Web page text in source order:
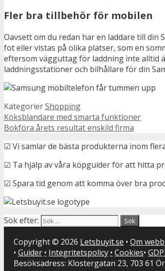
Fler bra tillbehör för mobilen
Oavsett om du redan har en laddare till
fot eller vistas på olika platser, som en
eftersom vägguttag för laddning inte alltid
laddningsstationer och bilhållare för din
KategorierShopping
Köksblandare med smarta funktioner
Bokföra årets resultat enskild firma
☑ Vi samlar de bästa produkterna inom
☑ Ta hjälp av våra köpguider för att hitta
☑ Spara tid genom att komma över bra
Sök efter:
Copyright © 2026 Letsbuyit.se • Om
• Guider • Integritetspolicy • Cookies•
Besöksadress: Klostergatan 23, 703 61